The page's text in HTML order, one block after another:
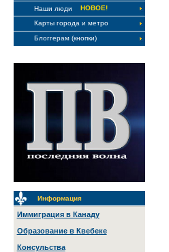
Наши люди
НОВОЕ!
Карты города и метро
Блоггерам (кнопки)
Информация
Иммиграция в Канаду
Образование в Квебеке
Консульства